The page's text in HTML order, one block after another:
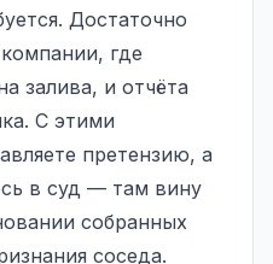
Достаточно
где
залива, и отчёта
С этими
претензию, а
в суд — там вину
собранных
соседа.